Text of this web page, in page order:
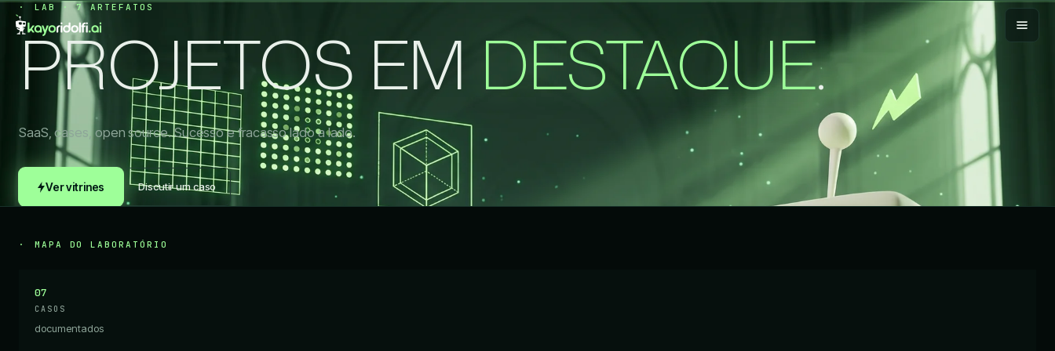
LAB · 7 ARTEFATOS
PROJETOS EM DESTAQUE.
SaaS, cases, open source. Sucesso e fracasso lado a lado.
Ver vitrines Discutir um caso
MAPA DO LABORATÓRIO
07
CASOS
documentados